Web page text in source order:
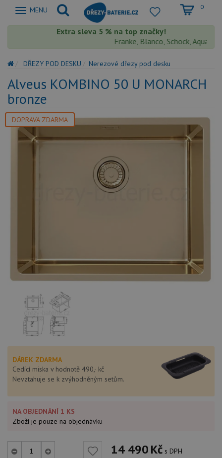
Zobrazit
MENU 0
Extra sleva 5 % na top značky!
Franke, Blanco, Schock,
DŘEZY POD DESKU Nerezové dřezy pod desku
Alveus KOMBINO 50 U MONARCH
bronze
DOPRAVA ZDARMA
DÁREK ZDARMA
Cedící miska v hodnotě 490,- kč
Nevztahuje se k zvýhodněným setům.
NA OBJEDNÁNÍ 1 KS
Zboží je pouze na objednávku
14 490Kč s DPH